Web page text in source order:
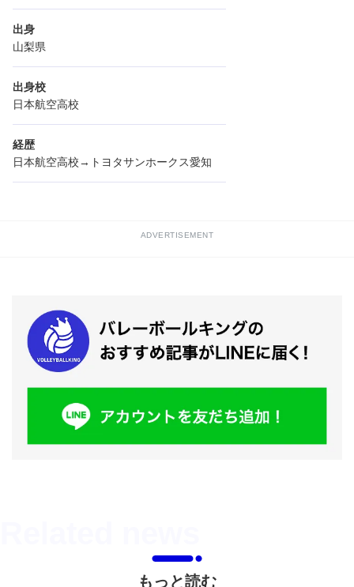
出身
山梨県
出身校
日本航空高校
経歴
日本航空高校→トヨタサンホークス愛知
ADVERTISEMENT
もっと読む